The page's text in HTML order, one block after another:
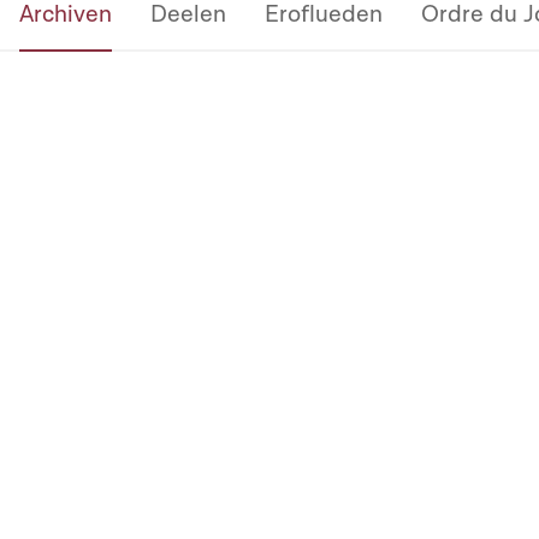
Archiven Deelen Eroflueden Ordre du